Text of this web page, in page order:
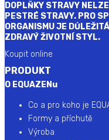
DOPLŇKY STRAVY
PESTRÉ STRAVY. PRO
ORGANISMU JE
ZDRAVÝ ŽIVOTNÍ STYL.
Koupit online
PRODUKT
O EQUAZENu
Co a pro koho je
Formy a příchutě
Výroba